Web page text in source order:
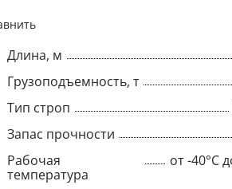
Длина, м
Грузоподъемность, т
Тип строп
Запас прочности
Рабочая
температура
от -40°C